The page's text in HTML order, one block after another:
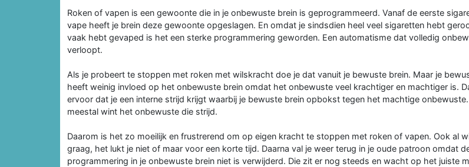
Roken of vapen is een gewoonte die in je onbewuste brein is geprogrammeerd. Vanaf de eerste
vape heeft je brein deze gewoonte opgeslagen. En omdat je sindsdien heel veel sigaretten hebt
vaak hebt gevaped is het een sterke programmering geworden. Een automatisme dat volledig
verloopt.
Als je probeert te stoppen met roken met wilskracht doe je dat vanuit je bewuste brein. Maar je
heeft weinig invloed op het onbewuste brein omdat het onbewuste veel krachtiger en machtiger is.
ervoor dat je een interne strijd krijgt waarbij je bewuste brein opbokst tegen het machtige
meestal wint het onbewuste die strijd.
Daarom is het zo moeilijk en frustrerend om op eigen kracht te stoppen met roken of vapen. Ook al
graag, het lukt je niet of maar voor een korte tijd. Daarna val je weer terug in je oude patroon omdat
programmering in je onbewuste brein niet is verwijderd. Die zit er nog steeds en wacht op het juiste